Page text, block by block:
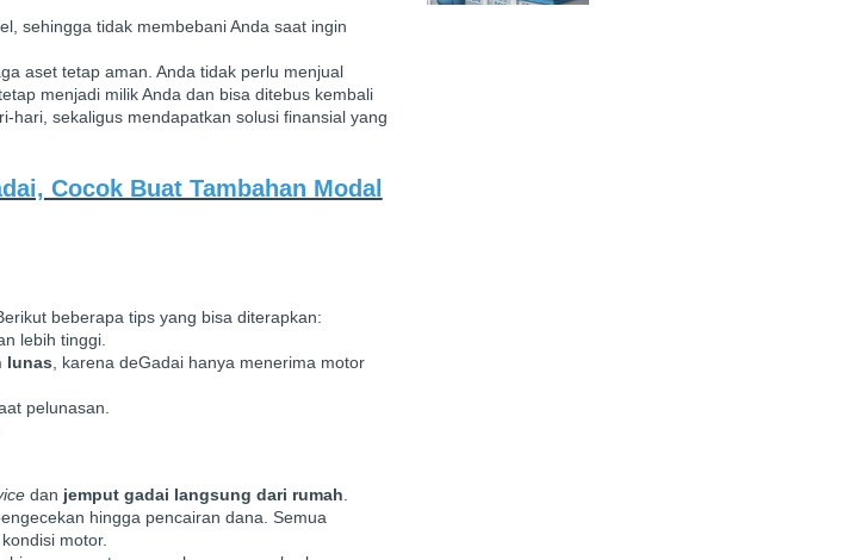
sehingga tidak membebani Anda saat ingin
aset tetap aman. Anda tidak perlu menjual
menjadi milik Anda dan bisa ditebus kembali
hari, sekaligus mendapatkan solusi finansial yang
Cocok Buat Tambahan Modal
beberapa tips yang bisa diterapkan:
lebih tinggi.
lunas , karena deGadai hanya menerima motor
pelunasan.
dan jemput gadai langsung dari rumah
hingga pencairan dana. Semua
motor.